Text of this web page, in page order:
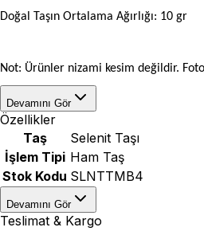
Doğal Taşın Ortalama Ağırlığı: 10 gr
Not: Ürünler nizami kesim değildir. F
Devamını Gör
Özellikler
Taş
Selenit Taşı
İşlem Tipi Ham Taş
Stok Kodu SLNTTMB4
Devamını Gör
Teslimat & Kargo